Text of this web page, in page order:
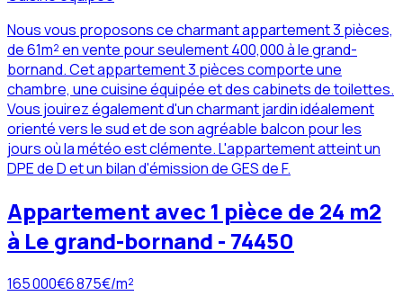
Nous vous proposons ce charmant appartement 3 pièces,
de 61m² en vente pour seulement 400,000 à le grand-
bornand. Cet appartement 3 pièces comporte une
chambre, une cuisine équipée et des cabinets de toilettes.
Vous jouirez également d'un charmant jardin idéalement
orienté vers le sud et de son agréable balcon pour les
jours où la météo est clémente. L'appartement atteint un
DPE de D et un bilan d'émission de GES de F.
Appartement avec 1 pièce de 24 m2
à Le grand-bornand - 74450
165 000€6 875€/m²